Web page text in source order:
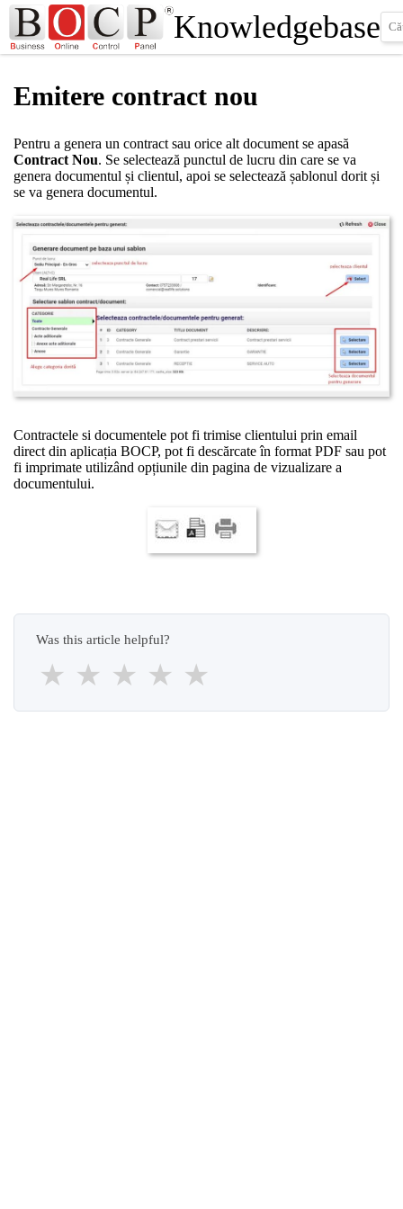
Knowledgebase
Emitere contract nou
Pentru a genera un contract sau orice alt document se apasă
Contract Nou. Se selectează punctul de lucru din care se va
genera documentul și clientul, apoi se selectează șablonul dorit și
se va genera documentul.
Contractele si documentele pot fi trimise clientului prin email
direct din aplicația BOCP, pot fi descărcate în format PDF sau pot
fi imprimate utilizând opțiunile din pagina de vizualizare a
documentului.
Was this article helpful?
★ ★ ★ ★ ★